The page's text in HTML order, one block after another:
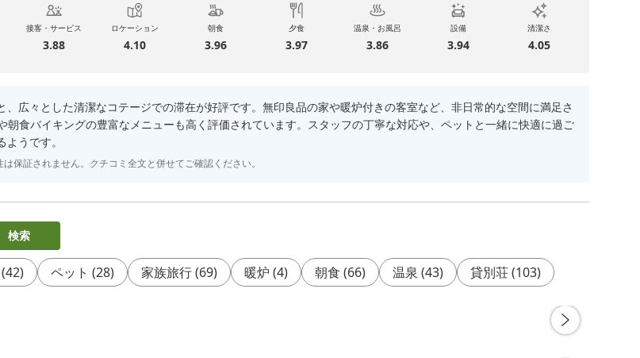
接客・サービス
3.88
ロケーション
4.10
朝食
3.96
夕食
3.97
温泉・お風呂
3.86
設備
3.94
清潔さ
4.05
広々とした清潔なコテージでの滞在が好評です。無印良品の家や暖炉付きの客室など、非日常的な空間に満足さ
朝食バイキングの豊富なメニューも高く評価されています。スタッフの丁寧な対応や、ペットと一緒に快適に過ご
うです。
保証されません。クチコミ全文と併せてご確認ください。
検索
(42) ペット (28) 家族旅行(69) 暖炉 (4) 朝食 (66) 温泉 (43) 貸別荘(103)